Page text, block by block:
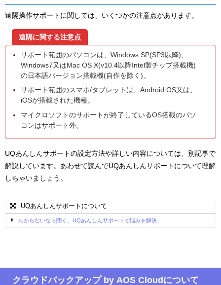
遠隔操作サポートに関しては、いくつかの注意点があります。
遠隔に関する注意点
サポート範囲のパソコンは、Windows SP(SP3以降)、
Windows7又はMac OS X(v10.4以降Intel製チップ搭載機)
の日本語バージョン搭載機(自作を除く)。
サポート範囲のスマホ/タブレットは、 Android OS又は、
iOSが搭載された機種。
マイクロソフトのサポートが終了しているOS搭載のパソ
コンはサポート外。
UQあんしんサポートの設定方法や詳しい内容については、別記事で
解説しています。あわせて読んでUQあんしんサポートについて理解
しちゃいましょう。
UQあんしんサポートについて
わからないなら聞く。UQあんしんサポートで悩みを解決
クラウドバックアップ by AOS Cloudについて